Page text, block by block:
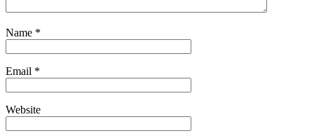
Name *
Email *
Website